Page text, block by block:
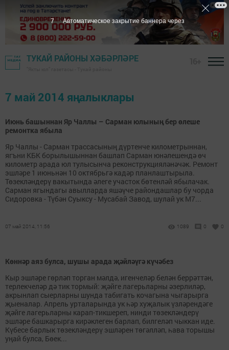
ТУКАЙ РАЙОНЫ ХӘБӘРЛӘРЕ
7 май 2014 яңалыклары
Июнь башыннан Яр Чаллы – Сарман юлының бер өлеше
ремонтка ябыла
Яр Чаллы - Сарман трассасының дүртенче километрыннан,
ягъни КБК борылышыннан башлап Сарман юнәлешендә өч
километр арада юл тулысынча реконструкцияләнәчәк. Ремонт
эшләре 1 июньнән 10 октябрьгә кадәр планлаштырыла.
Төзекләндерү вакытында әлеге участок бөтенләй ябылачак.
Сарман ягындагы авылларда яшәүче райондашлар бу чорда
Сидоровка - Түбән Суыксу - Мусабай Завод, шулай ук М7...
07 май 2014, 11:56 1089 0 0
Көннәр аяз булса, шушы арада җәйләүгә күчәбез
Кыр эшләре гөрләп торган мәлдә, игенчеләр белән беррәттән,
терлекчеләр дә тик тормый: җәйге лагерьларны әзерлиләр,
акрынлап сыерларны шунда табигать кочагына чыгарырга
җыеналар. Апрель урталарында ук һәр хуҗалык үзләрендәге
җәйге лагерьларны карап-тикшереп, нинди төзекләндерү
эшләре башкарырга кирәклеген барлап, билгеләп чыккан иде.
Күбесе барлык төзекләндерү эшләрен төгәлләп, һава торышы
уңай булса, Бөек...
7 Автоматическое закрытие баннера через